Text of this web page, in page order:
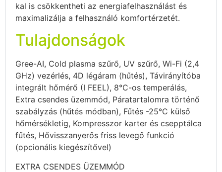
kal is csökkentheti az energiafelhasználást és
maximalizálja a felhasználó komfortérzetét.
Tulajdonságok
Gree-AI, Cold plasma szűrő, UV szűrő, Wi-Fi (2,4
GHz) vezérlés, 4D légáram (hűtés), Távirányítóba
integrált hőmérő (I FEEL), 8°C-os temperálás,
Extra csendes üzemmód, Páratartalomra történő
szabályzás (hűtés módban), Fűtés -25°C külső
hőmérsékletig, Kompresszor karter és csepptálca
fűtés, Hővisszanyerős friss levegő funkció
(opcionális kiegészítővel)
EXTRA CSENDES ÜZEMMÓD